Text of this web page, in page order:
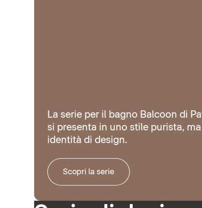
La serie per il bagno Balcoon di
si presenta in uno stile purista,
identità di design.
Scopri la serie